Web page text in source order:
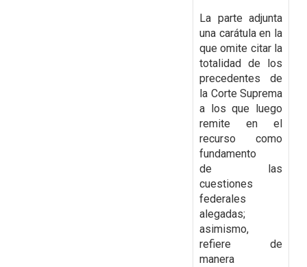
La parte adjunta
una carátula en la
que omite citar la
totalidad de
los
precedentes de
la Corte Suprema
a los que luego
remite en el
recurso como
fundamento
de
las
cuestiones
federales
alegadas;
asimismo,
refiere de
manera